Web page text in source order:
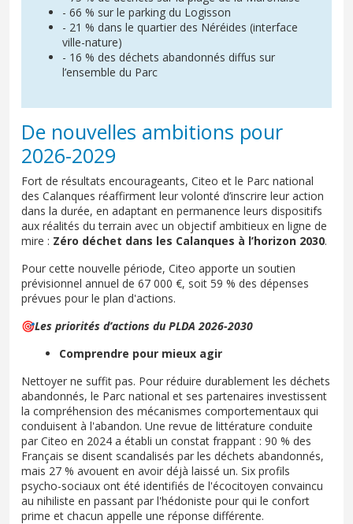
- 66 % sur le parking du Logisson
- 21 % dans le quartier des Néréides (interface
ville-nature)
- 16 % des déchets abandonnés diffus sur
l’ensemble du Parc
De nouvelles ambitions pour
2026-2029
Fort de résultats encourageants, Citeo et le Parc national
des Calanques réaffirment leur volonté d’inscrire leur action
dans la durée, en adaptant en permanence leurs dispositifs
aux réalités du terrain avec un objectif ambitieux en ligne de
mire : Zéro déchet dans les Calanques à l’horizon 2030.
Pour cette nouvelle période, Citeo apporte un soutien
prévisionnel annuel de 67 000 €, soit 59 % des dépenses
prévues pour le plan d'actions.
🎯Les priorités d’actions du PLDA 2026-2030
Comprendre pour mieux agir
Nettoyer ne suffit pas. Pour réduire durablement les déchets
abandonnés, le Parc national et ses partenaires investissent
la compréhension des mécanismes comportementaux qui
conduisent à l'abandon. Une revue de littérature conduite
par Citeo en 2024 a établi un constat frappant : 90 % des
Français se disent scandalisés par les déchets abandonnés,
mais 27 % avouent en avoir déjà laissé un. Six profils
psycho-sociaux ont été identifiés de l'écocitoyen convaincu
au nihiliste en passant par l'hédoniste pour qui le confort
prime et chacun appelle une réponse différente.